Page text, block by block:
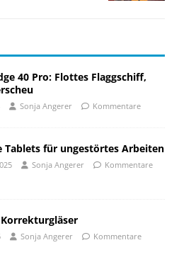
40 Pro: Flottes Flaggschiff,
Sonja Angerer
Kommentare
Tablets für ungestörtes Arbeiten
Sonja Angerer
Kommentare
Sonja Angerer
Kommentare